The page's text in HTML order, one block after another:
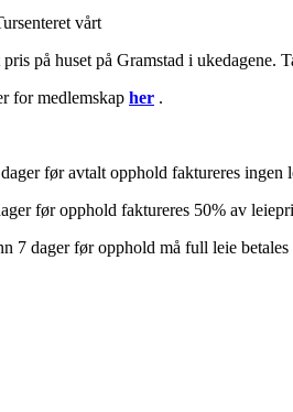
vårt
på huset på Gramstad i ukedagene.
for medlemskap her .
før avtalt opphold faktureres ingen
før opphold faktureres 50% av
7 dager før opphold må full leie